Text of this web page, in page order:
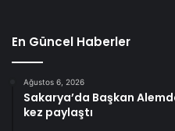
En Güncel Haberler
Ağustos 6, 2026
Sakarya’da Başkan
kez paylaştı